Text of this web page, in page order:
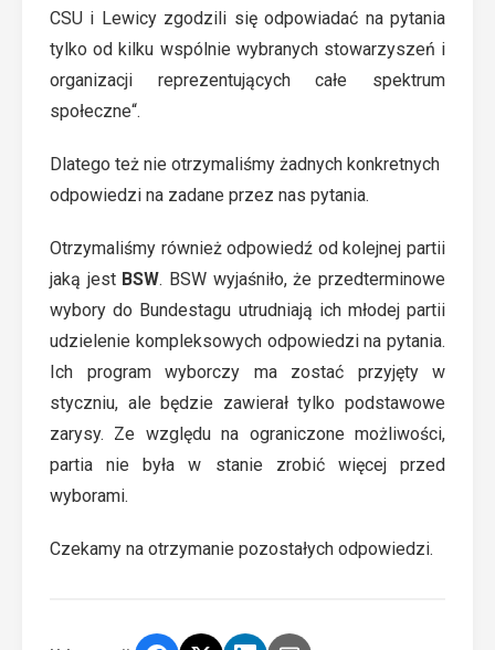
CSU i Lewicy zgodzili się odpowiadać na pytania
tylko od kilku wspólnie wybranych stowarzyszeń i
organizacji reprezentujących całe spektrum
społeczne“.
Dlatego też nie otrzymaliśmy żadnych konkretnych
odpowiedzi na zadane przez nas pytania.
Otrzymaliśmy również odpowiedź od kolejnej partii
jaką jest BSW. BSW wyjaśniło, że przedterminowe
wybory do Bundestagu utrudniają ich młodej partii
udzielenie kompleksowych odpowiedzi na pytania.
Ich program wyborczy ma zostać przyjęty w
styczniu, ale będzie zawierał tylko podstawowe
zarysy. Ze względu na ograniczone możliwości,
partia nie była w stanie zrobić więcej przed
wyborami.
Czekamy na otrzymanie pozostałych odpowiedzi.